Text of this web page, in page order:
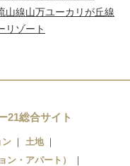
山線山万ユーカリが丘線
リゾート
21総合サイト
ン
土地
ン・アパート）